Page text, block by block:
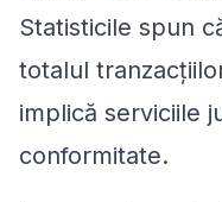
Statisticile spun
totalul
implică serviciile
conformitate.